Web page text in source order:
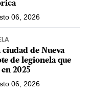
06, 2026
de Nueva
de legionela que
2025
06, 2026